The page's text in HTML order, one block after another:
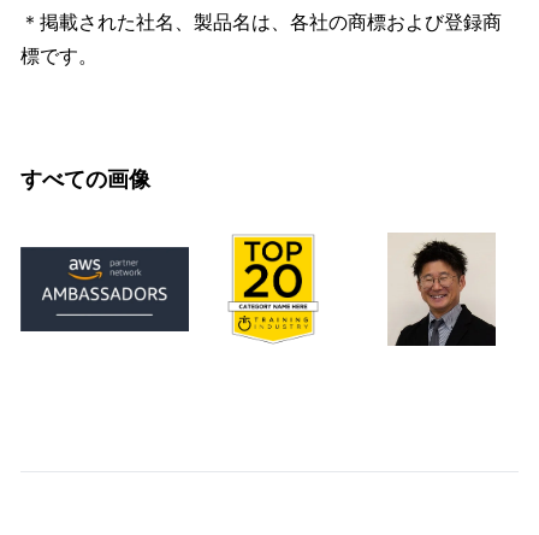
＊掲載された社名、製品名は、各社の商標および登録商
標です。
すべての画像